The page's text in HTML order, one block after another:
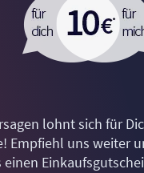
lohnt sich für
Empfiehl uns weiter
einen